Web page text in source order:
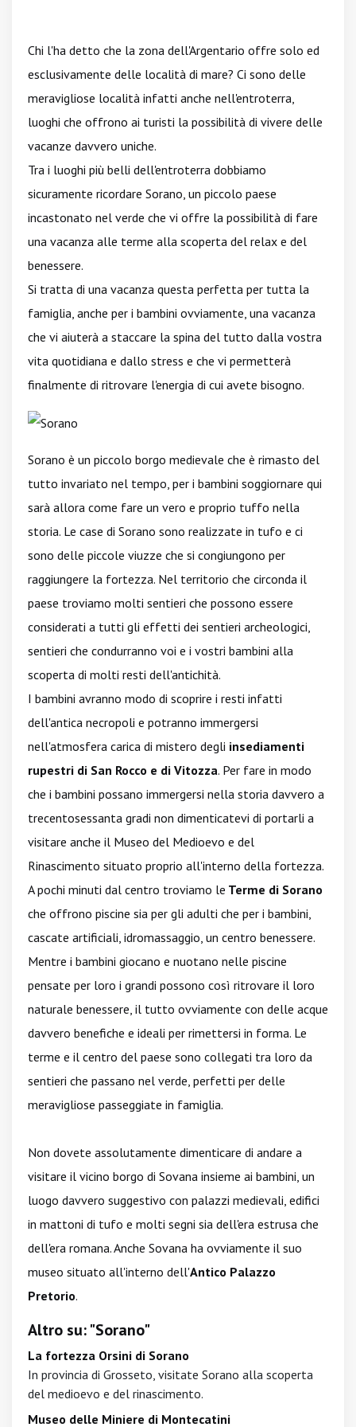
Chi l'ha detto che la zona dell'Argentario offre solo ed
esclusivamente delle località di mare? Ci sono delle
meravigliose località infatti anche nell'entroterra,
luoghi che offrono ai turisti la possibilità di vivere delle
vacanze davvero uniche.
Tra i luoghi più belli dell'entroterra dobbiamo
sicuramente ricordare Sorano, un piccolo paese
incastonato nel verde che vi offre la possibilità di fare
una vacanza alle terme alla scoperta del relax e del
benessere.
Si tratta di una vacanza questa perfetta per tutta la
famiglia, anche per i bambini ovviamente, una vacanza
che vi aiuterà a staccare la spina del tutto dalla vostra
vita quotidiana e dallo stress e che vi permetterà
finalmente di ritrovare l'energia di cui avete bisogno.
Sorano è un piccolo borgo medievale che è rimasto del
tutto invariato nel tempo, per i bambini soggiornare qui
sarà allora come fare un vero e proprio tuffo nella
storia. Le case di Sorano sono realizzate in tufo e ci
sono delle piccole viuzze che si congiungono per
raggiungere la fortezza. Nel territorio che circonda il
paese troviamo molti sentieri che possono essere
considerati a tutti gli effetti dei sentieri archeologici,
sentieri che condurranno voi e i vostri bambini alla
scoperta di molti resti dell'antichità.
I bambini avranno modo di scoprire i resti infatti
dell'antica necropoli e potranno immergersi
nell'atmosfera carica di mistero degli insediamenti
rupestri di San Rocco e di Vitozza. Per fare in modo
che i bambini possano immergersi nella storia davvero a
trecentosessanta gradi non dimenticatevi di portarli a
visitare anche il Museo del Medioevo e del
Rinascimento situato proprio all'interno della fortezza.
A pochi minuti dal centro troviamo le Terme di Sorano
che offrono piscine sia per gli adulti che per i bambini,
cascate artificiali, idromassaggio, un centro benessere.
Mentre i bambini giocano e nuotano nelle piscine
pensate per loro i grandi possono così ritrovare il loro
naturale benessere, il tutto ovviamente con delle acque
davvero benefiche e ideali per rimettersi in forma. Le
terme e il centro del paese sono collegati tra loro da
sentieri che passano nel verde, perfetti per delle
meravigliose passeggiate in famiglia.
Non dovete assolutamente dimenticare di andare a
visitare il vicino borgo di Sovana insieme ai bambini, un
luogo davvero suggestivo con palazzi medievali, edifici
in mattoni di tufo e molti segni sia dell'era estrusa che
dell'era romana. Anche Sovana ha ovviamente il suo
museo situato all'interno dell'Antico Palazzo
Pretorio.
Altro su: "Sorano"
La fortezza Orsini di Sorano
In provincia di Grosseto, visitate Sorano alla scoperta
del medioevo e del rinascimento.
Museo delle Miniere di Montecatini